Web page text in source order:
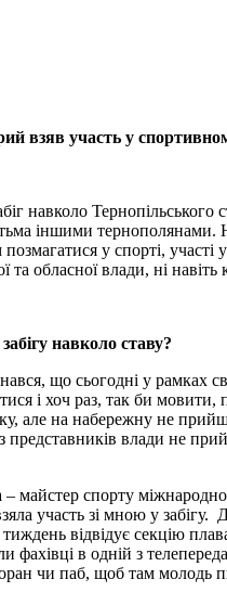
взяв участь у
навколо
іншими
у спорті,
та обласної влади, ні
навколо ставу?
що сьогодні у рамках
і хоч раз, так би
але на набережну не
влади не
спорту
участь зі мною у забігу.
відвідує секцію
фахівці в одній з
чи паб, щоб там молодь